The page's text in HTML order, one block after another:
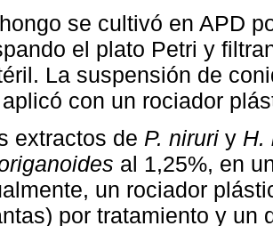
se cultivó en APD
el plato Petri y
La suspensión de
con un rociador
extractos de P. niruri y H.
al 1,25%, en
un rociador
por tratamiento y un